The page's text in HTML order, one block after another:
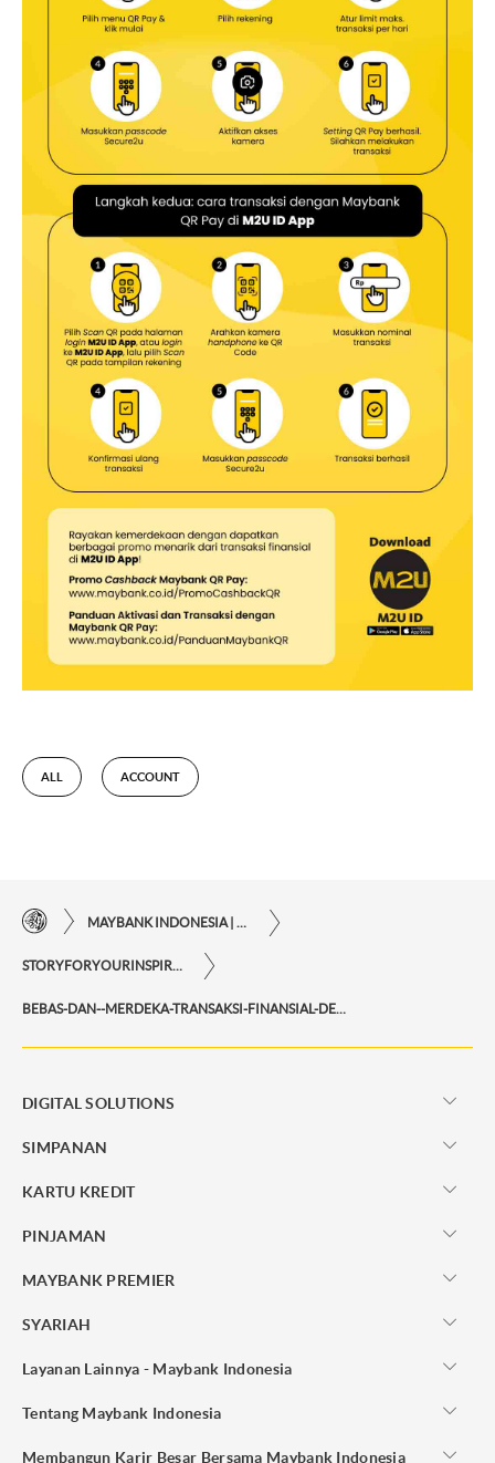
ALL ACCOUNT
MAYBANK INDONESIA | KEMUDAHAN TRANSAKSI FINANSIAL DI UJUNG JARI ANDA
STORYFORYOURINSPIRATIONPERSONAL
BEBAS-DAN--MERDEKA-TRANSAKSI-FINANSIAL-DENGAN-FITUR-M2U-ID-APP
DIGITAL SOLUTIONS
SIMPANAN
KARTU KREDIT
PINJAMAN
MAYBANK PREMIER
SYARIAH
Layanan Lainnya - Maybank Indonesia
Tentang Maybank Indonesia
Membangun Karir Besar Bersama Maybank Indonesia